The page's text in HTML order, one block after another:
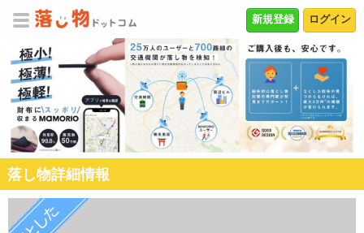
ログイン
新規登録
落し物詳細情報